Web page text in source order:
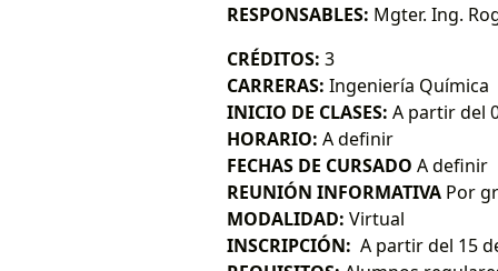
RESPONSABLES: Mgter. Ing.
CRÉDITOS: 3
CARRERAS: Ingeniería Química
INICIO DE CLASES: A partir del
HORARIO: A definir
FECHAS DE CURSADO A definir
REUNIÓN INFORMATIVA Por
MODALIDAD: Virtual
INSCRIPCIÓN: A partir del 15